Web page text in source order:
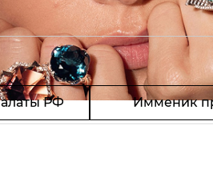
РФ Имменик